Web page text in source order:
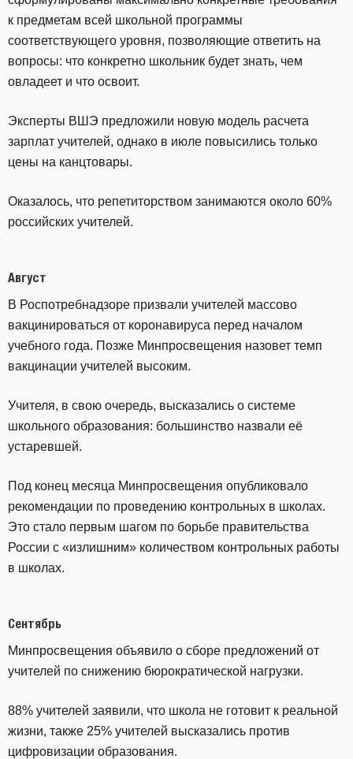
к предметам всей школьной программы
соответствующего уровня, позволяющие ответить на
вопросы: что конкретно школьник будет знать, чем
овладеет и что освоит.
Эксперты ВШЭ предложили новую модель расчета
зарплат учителей, однако в июле повысились только
цены на канцтовары.
Оказалось, что репетиторством занимаются около 60%
российских учителей.
Август
В Роспотребнадзоре призвали учителей массово
вакцинироваться от коронавируса перед началом
учебного года. Позже Минпросвещения назовет темп
вакцинации учителей высоким.
Учителя, в свою очередь, высказались о системе
школьного образования: большинство назвали её
устаревшей.
Под конец месяца Минпросвещения опубликовало
рекомендации по проведению контрольных в школах.
Это стало первым шагом по борьбе правительства
России с «излишним» количеством контрольных работы
в школах.
Сентябрь
Минпросвещения объявило о сборе предложений от
учителей по снижению бюрократической нагрузки.
88% учителей заявили, что школа не готовит к реальной
жизни, также 25% учителей высказались против
цифровизации образования.